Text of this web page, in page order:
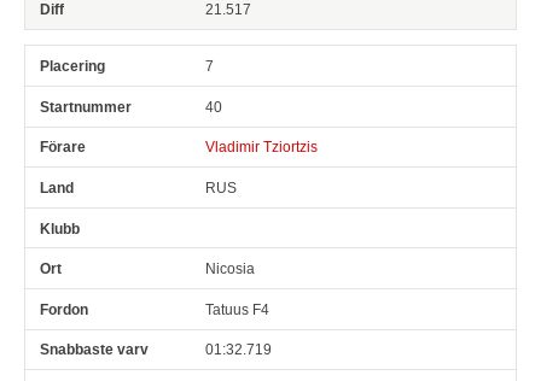
21.517
7
40
Vladimir Tziortzis
RUS
Nicosia
Tatuus F4
01:32.719